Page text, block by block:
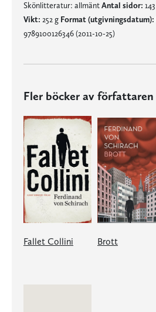
Skönlitteratur: allmäntAntal sidor: 143
Vikt: 252 g Format (utgivningsdatum):
9789100126346 (2011-10-25)
Fler böcker av författaren
Fallet Collini Brott